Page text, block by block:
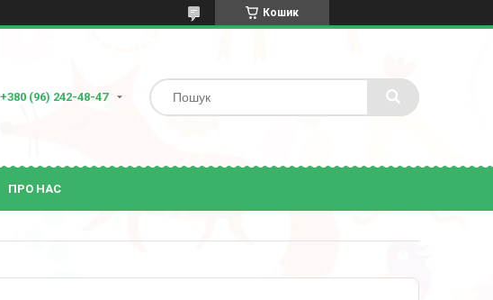
Кошик
+380 (96) 242-48-47
ПРО НАС